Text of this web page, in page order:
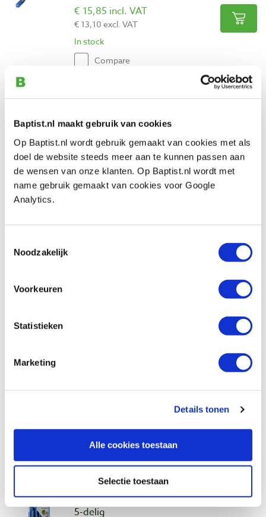
Baptist.nl maakt gebruik van cookies
Op Baptist.nl wordt gebruik gemaakt van cookies met als
doel de website steeds meer aan te kunnen passen aan
de wensen van onze klanten. Op Baptist.nl wordt met
name gebruik gemaakt van cookies voor Google
Analytics.
Noodzakelijk
Voorkeuren
Statistieken
Marketing
Details tonen
Alle cookies toestaan
Selectie toestaan
€ 15,85 incl. VAT
€ 13,10 excl. VAT
In stock
Compare
Bohrcraft HM universeel-/steenboor
Productnumber: 28330
€ 11,30 incl. VAT
€ 9,34 excl. VAT
In stock
Bohrcraft HM universeel-/steenboor
Productnumber: 28334
€ 13,60 excl. VAT
In stock
Compare
Bohrcraft HM universeel-/steenborenset,
5-delig